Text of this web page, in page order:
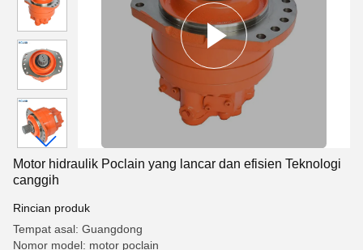
Motor hidraulik Poclain yang lancar dan efisien Teknologi
canggih
Rincian produk
Tempat asal: Guangdong
Nomor model: motor poclain